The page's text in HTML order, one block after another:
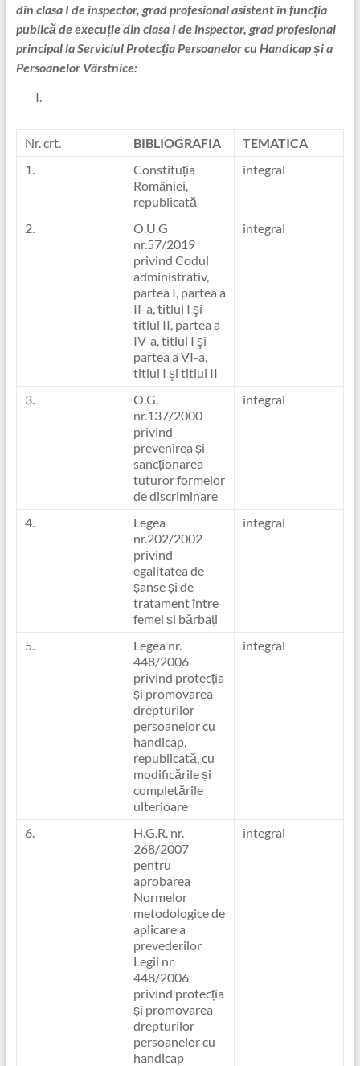
din clasa I de inspector, grad profesional asistent în funcția
publică de execuție din clasa I de inspector, grad profesional
principal la Serviciul Protecția Persoanelor cu Handicap și a
Persoanelor Vârstnice:
Nr. crt. BIBLIOGRAFIA
TEMATICA
1.
Constituția
României,
republicată
integral
2.
O.U.G
nr.57/2019
privind Codul
administrativ,
partea I, partea a
II-a, titlul I şi
titlul II, partea a
IV-a, titlul I şi
partea a VI-a,
titlul I şi titlul II
integral
3.
O.G.
nr.137/2000
privind
prevenirea și
sancționarea
tuturor formelor
de discriminare
integral
4.
Legea
nr.202/2002
privind
egalitatea de
șanse și de
tratament între
femei și bărbați
integral
5.
Legea nr.
448/2006
privind protecția
și promovarea
drepturilor
persoanelor cu
handicap,
republicată, cu
modificările și
completările
ulterioare
integral
6.
H.G.R. nr.
268/2007
pentru
aprobarea
Normelor
metodologice de
aplicare a
prevederilor
Legii nr.
448/2006
privind protecția
și promovarea
drepturilor
persoanelor cu
handicap
integral